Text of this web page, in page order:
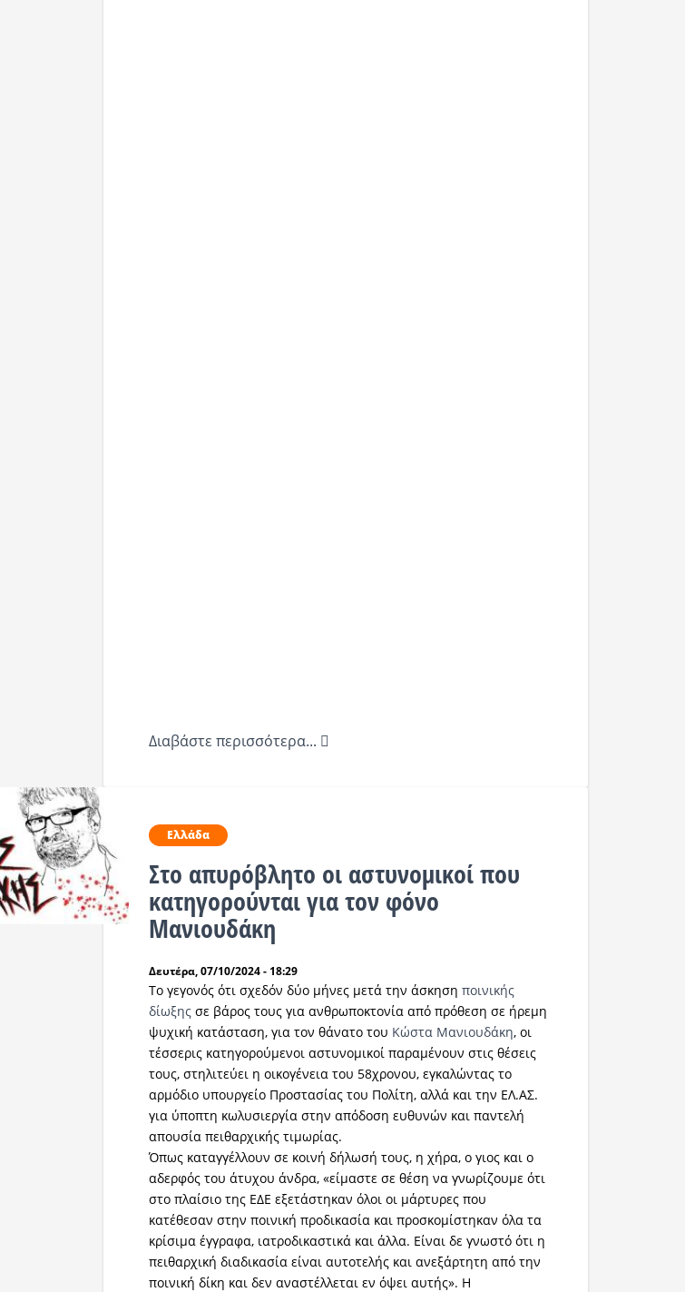
Διαβάστε περισσότερα...
Ελλάδα
Στο απυρόβλητο οι αστυνομικοί που
κατηγορούνται για τον φόνο
Μανιουδάκη
Δευτέρα, 07/10/2024 - 18:29
Το γεγονός ότι σχεδόν δύο μήνες μετά την άσκηση ποινικής
δίωξης σε βάρος τους για ανθρωποκτονία από πρόθεση σε ήρεμη
ψυχική κατάσταση, για τον θάνατο του Κώστα Μανιουδάκη, οι
τέσσερις κατηγορούμενοι αστυνομικοί παραμένουν στις θέσεις
τους, στηλιτεύει η οικογένεια του 58χρονου, εγκαλώντας το
αρμόδιο υπουργείο Προστασίας του Πολίτη, αλλά και την ΕΛ.ΑΣ.
για ύποπτη κωλυσιεργία στην απόδοση ευθυνών και παντελή
απουσία πειθαρχικής τιμωρίας.
Όπως καταγγέλλουν σε κοινή δήλωσή τους, η χήρα, ο γιος και ο
αδερφός του άτυχου άνδρα, «είμαστε σε θέση να γνωρίζουμε ότι
στο πλαίσιο της ΕΔΕ εξετάστηκαν όλοι οι μάρτυρες που
κατέθεσαν στην ποινική προδικασία και προσκομίστηκαν όλα τα
κρίσιμα έγγραφα, ιατροδικαστικά και άλλα. Είναι δε γνωστό ότι η
πειθαρχική διαδικασία είναι αυτοτελής και ανεξάρτητη από την
ποινική δίκη και δεν αναστέλλεται εν όψει αυτής». Η